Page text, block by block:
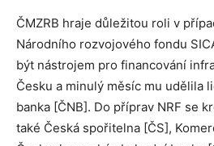
ČMZRB hraje důležitou roli v
Národního rozvojového fondu
být nástrojem pro financování
Česku a minulý měsíc mu udělila
banka [ČNB]. Do příprav NRF se
také Česká spořitelna [ČS],